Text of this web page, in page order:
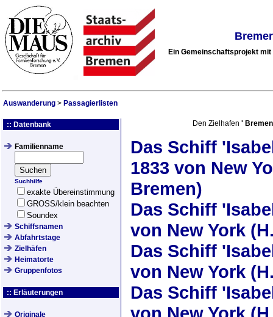
Ein Gemeinschaftsprojekt
Auswanderung > Passagierlisten
:: Datenbank
Familienname
Suchhilfe
exakte Übereinstimmung
GROSS/klein beachten
Soundex
Schiffsnamen
Abfahrtstage
Zielhäfen
Heimatorte
Gruppenfotos
:: Erläuterungen
Originale
Den Zielhafen ' Bremen
Das Schiff
1833 von New
Bremen)
Das Schiff
von New York
Das Schiff
von New York
Das Schiff